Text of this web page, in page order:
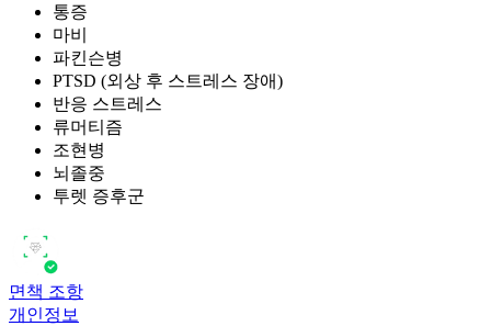
통증
마비
파킨슨병
PTSD (외상 후 스트레스 장애)
반응 스트레스
류머티즘
조현병
뇌졸중
투렛 증후군
면책 조항
개인정보